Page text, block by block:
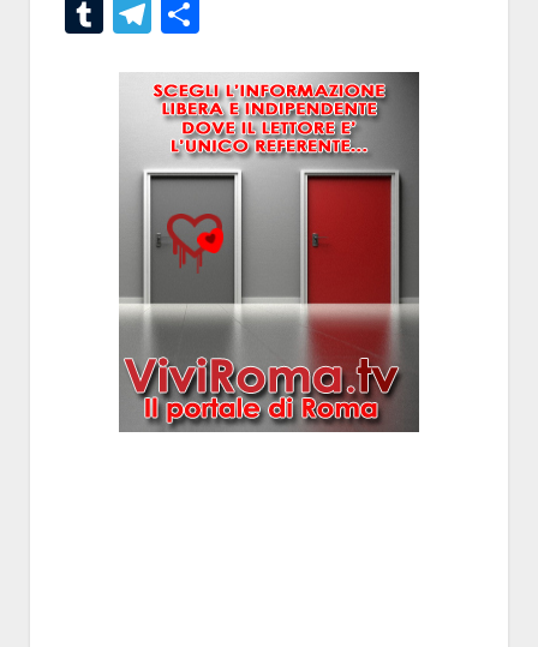
TumblrTelegram